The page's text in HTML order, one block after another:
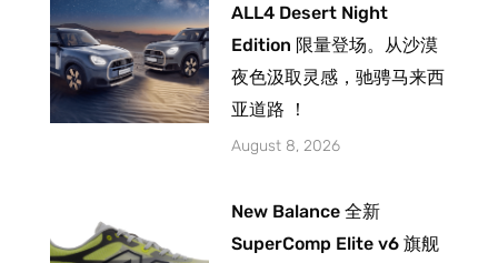
ALL4 Desert Night
Edition 限量登场。从沙漠
夜色汲取灵感，驰骋马来西
亚道路 ！
August 8, 2026
New Balance 全新
SuperComp Elite v6 旗舰